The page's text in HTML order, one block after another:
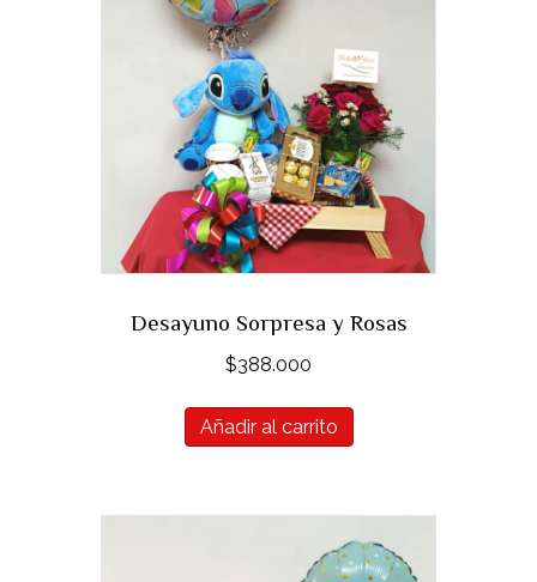
Desayuno Sorpresa y Rosas
$388.000
Añadir al carrito